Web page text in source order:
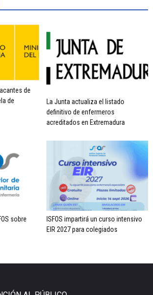
de
de
La Junta actualiza el listado
definitivo de enfermeros
acreditados en Extremadura
sobre
ISFOS impartirá un curso intensivo
EIR 2027 para colegiados